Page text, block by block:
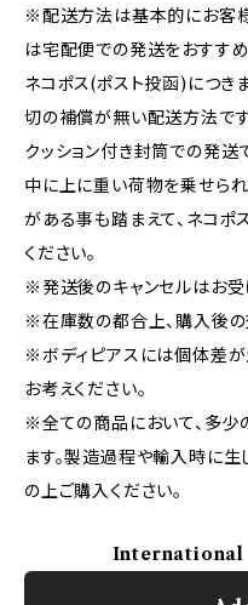
※配送方法は基本的にお客
は宅配便での発送をおすすめ
ネコポス(ポスト投函)につき
切の補償が無い配送方法です
クッション付き封筒での発送
中に上に重い荷物を乗せら
がある事も踏まえて、ネコ
ください。
※発送後のキャンセルはお受
※在庫数の都合上、購入後の
※ボディピアスには個体差が
お考えください。
※全ての商品において、多
ます。製造過程や輸入時に生
の上ご購入ください。
International